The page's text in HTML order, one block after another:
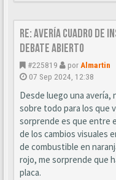
Re: AVERÍA CUADRO DE
DEBATE ABIERTO
#225819 porAlmartin
07 Sep 2024, 12:38
Desde luego una avería,
sobre todo para los que
sorprende es que entre
de los cambios visuales
de combustible en
rojo, me sorprende que
placa.